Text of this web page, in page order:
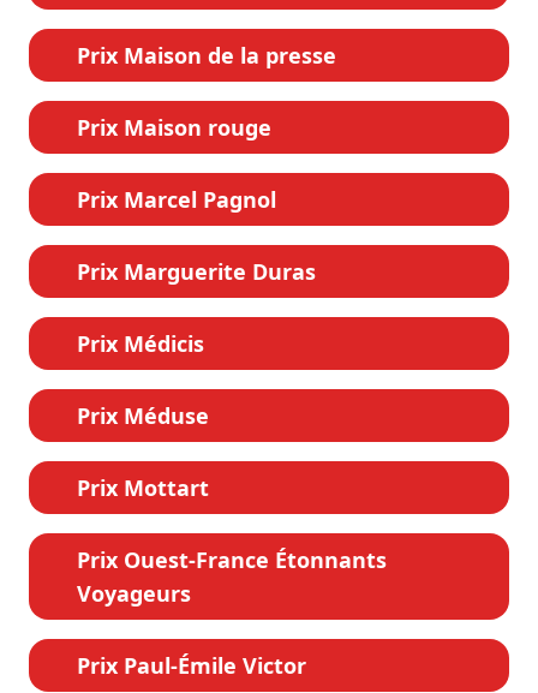
Prix Maison de la presse
Prix Maison rouge
Prix Marcel Pagnol
Prix Marguerite Duras
Prix Médicis
Prix Méduse
Prix Mottart
Prix Ouest-France Étonnants
Voyageurs
Prix Paul-Émile Victor